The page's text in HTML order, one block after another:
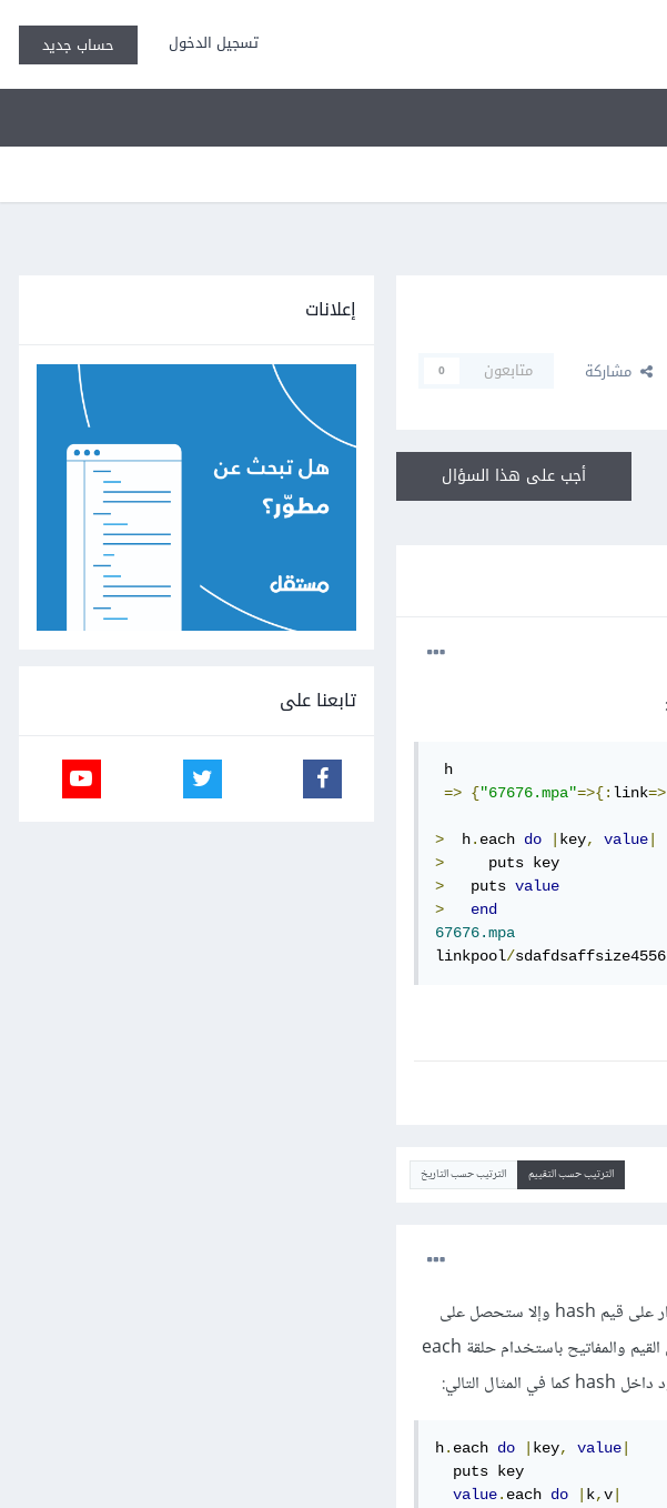
تسجيل الدخول حساب جديد
مشاركة متابعون 0
أجب على هذا السؤال
h
=> {"67676.mpa"=>{: link=>
>
  h
. each do key, value
>
>
   puts
value
>
end
67676.mpa
linkpool/sdafdsaffsize4556
الترتيب حسب التقييم الترتيب حسب التاريخ
للوصول إلى قيم hash الموجودة داخل hash معين في روبي، ستحتاج إلى التكرار على قيم hash وإلا ستحصل على
القيم فقط كما حدث في المثال الذي وضعته أنت، ويمكنك فعل ذلك عن طريق فصل القيم والمفاتيح باستخدام حلقة each
h. each do key, value
  puts key
value. each do k,v
إعلانات
تابعنا على